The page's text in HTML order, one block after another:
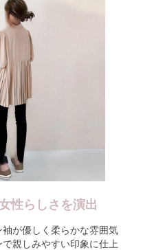
性らしさを演出
が優しく柔らかな雰囲気
親しみやすい印象に仕上